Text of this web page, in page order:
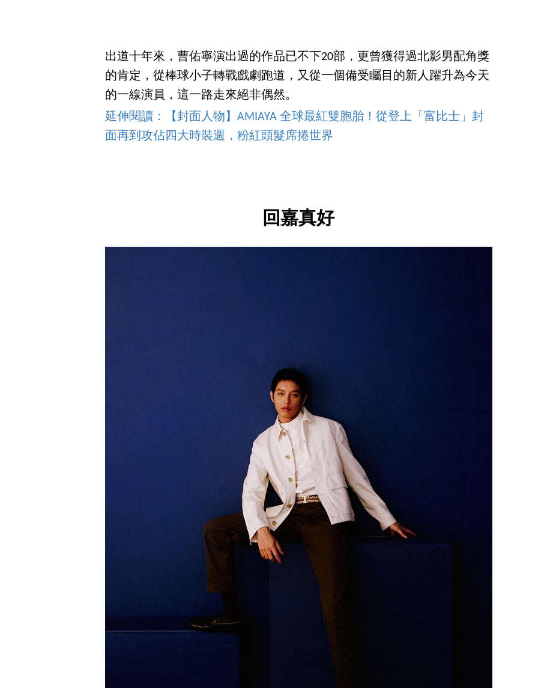
出道十年來，曹佑寧演出過的作品已不下20部，更曾獲得過北影男配角獎
的肯定，從棒球小子轉戰戲劇跑道，又從一個備受矚目的新人躍升為今天
的一線演員，這一路走來絕非偶然。
延伸閱讀：【封面人物】AMIAYA 全球最紅雙胞胎！從登上「富比士」封
面再到攻佔四大時裝週，粉紅頭髮席捲世界
回嘉真好